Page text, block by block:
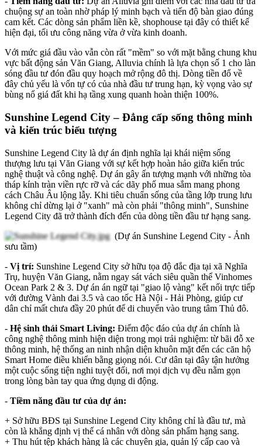
chuộng sự an toàn nhờ pháp lý minh bạch và tiến độ bàn giao đúng
cam kết. Các dòng sản phẩm liền kề, shophouse tại đây có thiết kế
hiện đại, tối ưu công năng vừa ở vừa kinh doanh.
Với mức giá đầu vào vẫn còn rất "mềm" so với mặt bằng chung khu
vực bất động sản Văn Giang, Alluvia chính là lựa chọn số 1 cho làn
sóng đầu tư đón đầu quy hoạch mở rộng đô thị. Dòng tiền đổ về
đây chủ yếu là vốn tự có của nhà đầu tư trung hạn, kỳ vọng vào sự
bùng nổ giá đất khi hạ tầng xung quanh hoàn thiện 100%.
Sunshine Legend City – Đẳng cấp sống thông minh
và kiến trúc biểu tượng
Sunshine Legend City là dự án định nghĩa lại khái niệm sống
thượng lưu tại Văn Giang với sự kết hợp hoàn hảo giữa kiến trúc
nghệ thuật và công nghệ. Dự án gây ấn tượng mạnh với những tòa
tháp kính tràn viền rực rỡ và các dãy phố mua sắm mang phong
cách Châu Âu lộng lẫy. Khi tiêu chuẩn sống của tầng lớp trung lưu
không chỉ dừng lại ở "xanh" mà còn phải "thông minh", Sunshine
Legend City đã trở thành đích đến của dòng tiền đầu tư hạng sang.
(Dự án Sunshine Legend City - Ảnh
sưu tầm)
- Vị trí: Sunshine Legend City sở hữu tọa độ đắc địa tại xã Nghĩa
Trụ, huyện Văn Giang, nằm ngay sát vách siêu quần thể Vinhomes
Ocean Park 2 & 3. Dự án án ngữ tại "giao lộ vàng" kết nối trực tiếp
với đường Vành đai 3.5 và cao tốc Hà Nội - Hải Phòng, giúp cư
dân chỉ mất chưa đầy 20 phút để di chuyển vào trung tâm Thủ đô.
- Hệ sinh thái Smart Living: Điểm độc đáo của dự án chính là
công nghệ thông minh hiện diện trong mọi trải nghiệm: từ bãi đỗ xe
thông minh, hệ thống an ninh nhận diện khuôn mặt đến các căn hộ
Smart Home điều khiển bằng giọng nói. Cư dân tại đây tận hưởng
một cuộc sống tiện nghi tuyệt đối, nơi mọi dịch vụ đều nằm gọn
trong lòng bàn tay qua ứng dụng di động.
- Tiềm năng đầu tư của dự án:
+ Sở hữu BĐS tại Sunshine Legend City không chỉ là đầu tư, mà
còn là khẳng định vị thế cá nhân với dòng sản phẩm hạng sang.
+ Thu hút tệp khách hàng là các chuyên gia, quản lý cấp cao và